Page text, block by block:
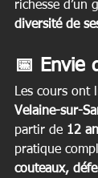
richesse d’un
diversité de
📅 Envie
Les cours ont
Velaine-sur-
partir de 12
pratique
couteaux,